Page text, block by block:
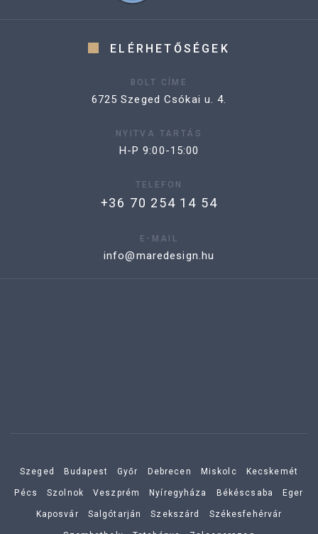
ELÉRHETŐSÉGEK
BOLT CÍME
6725 Szeged Csókai u. 4.
NYITVA TARTÁS
H-P 9:00-15:00
TELEFON
+36 70 254 14 54
E-MAIL
info@maredesign.hu
Szeged Budapest Győr Debrecen Miskolc Kecskemét
Pécs Szolnok Veszprém Nyíregyháza Békéscsaba Eger
Kaposvár Salgótarján Szekszárd Székesfehérvár